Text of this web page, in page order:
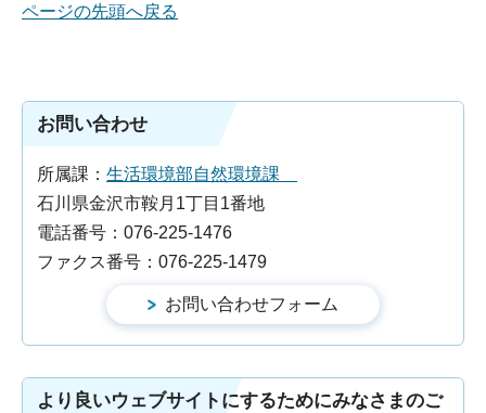
ページの先頭へ戻る
お問い合わせ
所属課： 生活環境部自然環境課
石川県金沢市鞍月1丁目1番地
電話番号：076-225-1476
ファクス番号：076-225-1479
より良いウェブサイトにするためにみなさまのご